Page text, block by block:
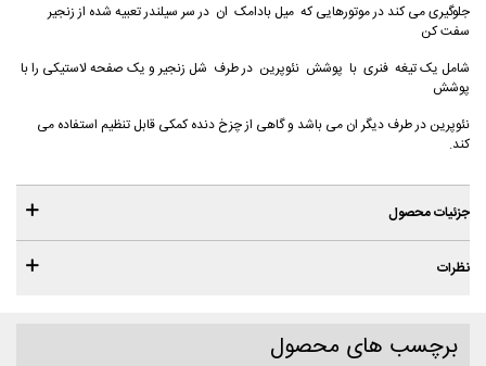
جلوگیری می کند در موتورهایی که میل بادامک ان در سر سیلندر تعبیه شده از زنجیر
سفت کن
شامل یک تیغه فنری با پوشش نئوپرین در طرف شل زنجیر و یک صفحه لاستیکی را با
پوشش
نئوپرین در طرف دیگر ان می باشد و گاهی از چزخ دنده کمکی قابل تنظیم استفاده می
کند.
جزئیات محصول
نظرات
برچسب های محصول